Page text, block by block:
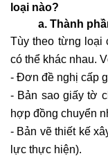
loại nào?
a. Thành
Tùy theo từng loại
có thể khác nhau.
- Đơn đề nghị cấp
- Bản sao giấy tờ
hợp đồng chuyển
- Bản vẽ thiết kế
lực thực hiện).